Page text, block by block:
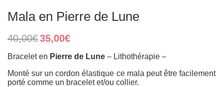
Mala en Pierre de Lune
40,00€ Original
price
was:
35,00€Current
is:
Bracelet en Pierre de Lune – Lithothérapie –
Monté sur un cordon élastique ce mala peut être facilement
porté comme un bracelet et/ou collier.